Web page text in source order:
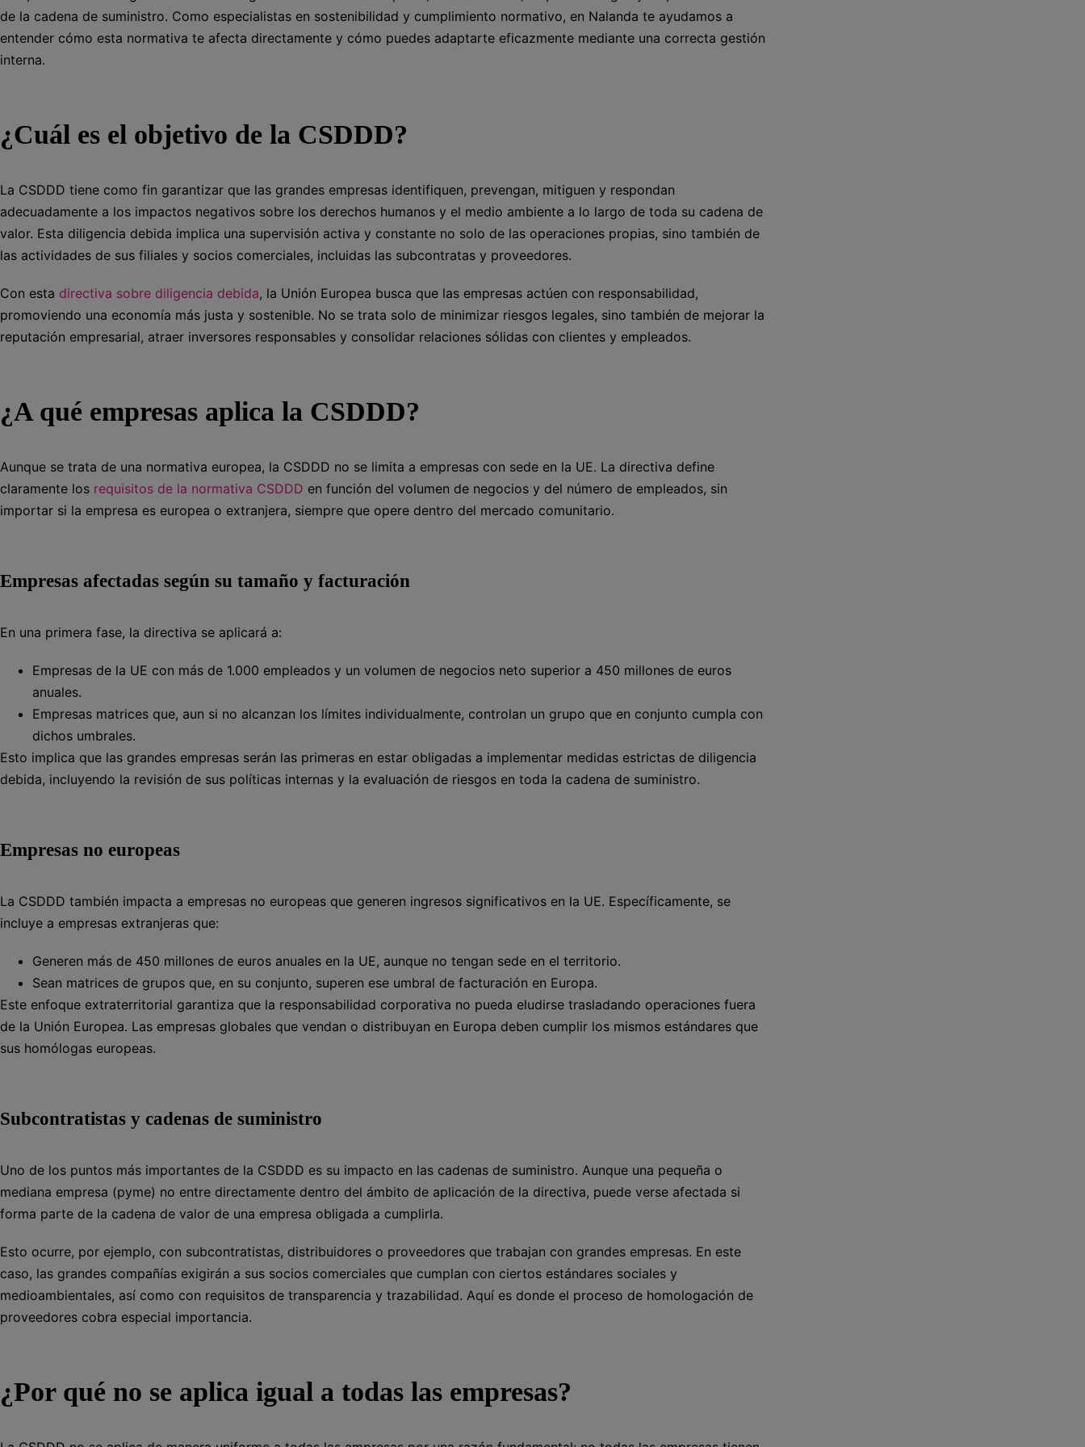
de la cadena de suministro. Como especialistas en sostenibilidad y cumplimiento normativo, en Nalanda te ayudamos a
entender cómo esta normativa te afecta directamente y cómo puedes adaptarte eficazmente mediante una correcta gestión
interna.
¿Cuál es el objetivo de la CSDDD?
La CSDDD tiene como fin garantizar que las grandes empresas identifiquen, prevengan, mitiguen y respondan
adecuadamente a los impactos negativos sobre los derechos humanos y el medio ambiente a lo largo de toda su cadena de
valor. Esta diligencia debida implica una supervisión activa y constante no solo de las operaciones propias, sino también de
las actividades de sus filiales y socios comerciales, incluidas las subcontratas y proveedores.
Con esta directiva sobre diligencia debida, la Unión Europea busca que las empresas actúen con responsabilidad,
promoviendo una economía más justa y sostenible. No se trata solo de minimizar riesgos legales, sino también de mejorar la
reputación empresarial, atraer inversores responsables y consolidar relaciones sólidas con clientes y empleados.
¿A qué empresas aplica la CSDDD?
Aunque se trata de una normativa europea, la CSDDD no se limita a empresas con sede en la UE. La directiva define
claramente los requisitos de la normativa CSDDD en función del volumen de negocios y del número de empleados, sin
importar si la empresa es europea o extranjera, siempre que opere dentro del mercado comunitario.
Empresas afectadas según su tamaño y facturación
En una primera fase, la directiva se aplicará a:
Empresas de la UE con más de 1.000 empleados y un volumen de negocios neto superior a 450 millones de euros
anuales.
Empresas matrices que, aun si no alcanzan los límites individualmente, controlan un grupo que en conjunto cumpla con
dichos umbrales.
Esto implica que las grandes empresas serán las primeras en estar obligadas a implementar medidas estrictas de diligencia
debida, incluyendo la revisión de sus políticas internas y la evaluación de riesgos en toda la cadena de suministro.
Empresas no europeas
La CSDDD también impacta a empresas no europeas que generen ingresos significativos en la UE. Específicamente, se
incluye a empresas extranjeras que:
Generen más de 450 millones de euros anuales en la UE, aunque no tengan sede en el territorio.
Sean matrices de grupos que, en su conjunto, superen ese umbral de facturación en Europa.
Este enfoque extraterritorial garantiza que la responsabilidad corporativa no pueda eludirse trasladando operaciones fuera
de la Unión Europea. Las empresas globales que vendan o distribuyan en Europa deben cumplir los mismos estándares que
sus homólogas europeas.
Subcontratistas y cadenas de suministro
Uno de los puntos más importantes de la CSDDD es su impacto en las cadenas de suministro. Aunque una pequeña o
mediana empresa (pyme) no entre directamente dentro del ámbito de aplicación de la directiva, puede verse afectada si
forma parte de la cadena de valor de una empresa obligada a cumplirla.
Esto ocurre, por ejemplo, con subcontratistas, distribuidores o proveedores que trabajan con grandes empresas. En este
caso, las grandes compañías exigirán a sus socios comerciales que cumplan con ciertos estándares sociales y
medioambientales, así como con requisitos de transparencia y trazabilidad. Aquí es donde el proceso de homologación de
proveedores cobra especial importancia.
¿Por qué no se aplica igual a todas las empresas?